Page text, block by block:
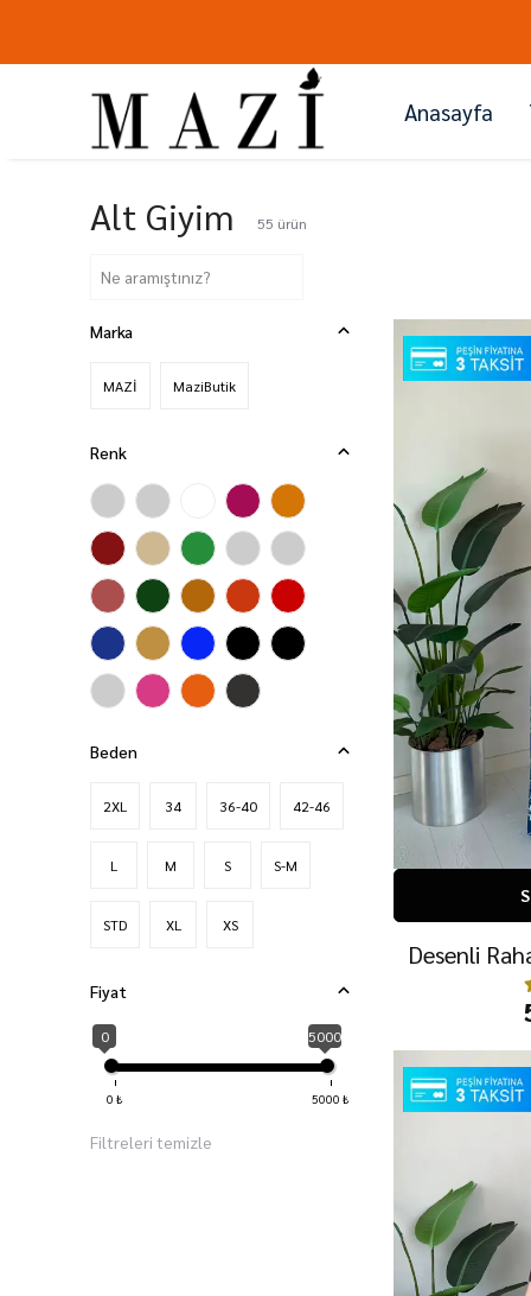
Anasayfa
Alt Giyim 55 ürün
Marka
MAZİ MaziButik
Renk
Beden
2XL 34 36-40 42-46
L M S S-M
STD XL XS
Fiyat
0 5000
0 ₺ 5000 ₺
Filtreleri temizle
Desenli